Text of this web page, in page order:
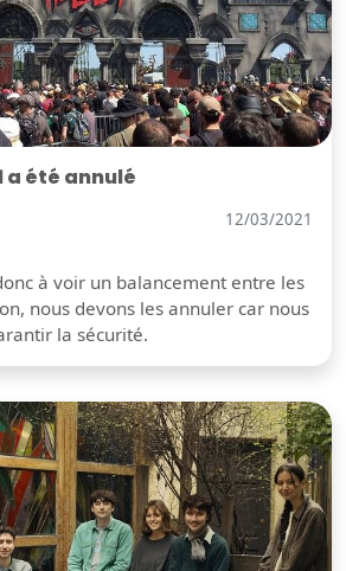
a été annulé
12/03/2021
à voir un balancement entre les
nous devons les annuler car nous
la sécurité.